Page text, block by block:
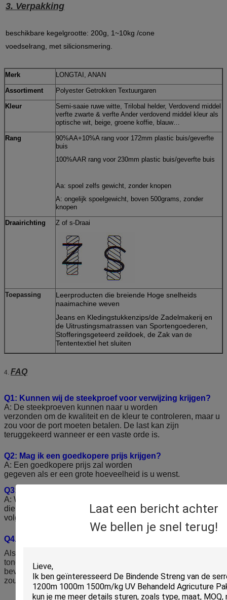
Laat een bericht achter
We bellen je snel terug!
3. Verpakking
beschikbare kegelgrootte: 200g, 1~10kg /cone
voedselrang, met silicionsmering.
Merk LONGTAI, ANAN
Assortiment Polyester Getrokken Textuurgaren
Kleur
Semi-saaie ruwe witte, Trilobal helder, Verdovend middel
verfte zwarte & verfte Ander verdovend middel kleur als
optische wit, beige, groene koffie, blauw…
Rang
90%AA+10%A rang voor 172mm plastic buis/geverfte
buis
100%AAR rang voor 230mm plastic buis/geverfte buis
Aa: spoel zelfs gewicht, zonder knopen
A: ongelijk spoelgewicht, boven 500grams, zonder
knopen
Draairichting Z of s-Draai
Toepassing
Leerproducten die breiende Hoge snelheids
naaimachine weven
Jeans en Kledingstukkenzips/de Zadelmakerij en
de Uitrustingsmatrassen van Sportengoederen,
Stofferingsgeteerd zeildoek, de Zak van de
Tententextiel het sluiten
4. FAQ
Q1: Kunnen wij de steekproef voor verwijzing krijgen?
A: De steekproeven kunnen naar u worden
verzonden om de kwaliteit en de kleur te controleren, maar u
zou voor de port moeten betalen. De last kan zijn
teruggekeerd wanneer er een vaste orde is.
Q2: Mag ik een goedkopere prijs krijgen?
A: Een goedkopere prijs zal worden
gegeven als er een grote hoeveelheid is u wenst.
Q3: Wat is ons voordeel?
A: Wij hebben ons eigen kwaliteitscontrole/de
dienstteam om de orde van de koper te
volgen, kunnen wij de toegewijde levering controleren en
Q4. Hoe te om orde te plaatsen?
Als u uw ontwerp wilt veroorzaken, ons de steekproeven
tonen, dan zouden wij maken met u bemonsteren en
bevestigen alvorens wij produceren; als u ons ontwerp kiest,
zouden wij voor uw volgens uw vraag produceren.